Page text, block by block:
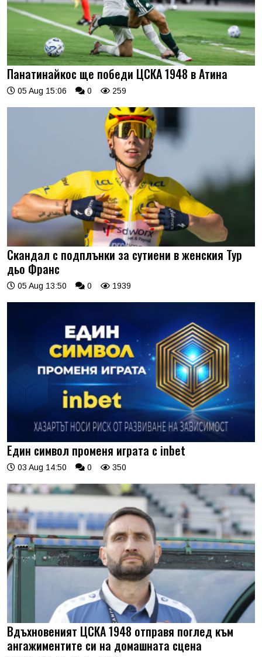
Панатинайкос ще победи ЦСКА 1948 в Атина
05 Aug 15:06 0 259
Скандал с подплънки за сутиени в женския Тур
дьо Франс
05 Aug 13:50 0 1939
Един символ променя играта с inbet
03 Aug 14:50 0 350
Вдъхновеният ЦСКА 1948 отправя поглед към
ангажиментите си на домашната сцена